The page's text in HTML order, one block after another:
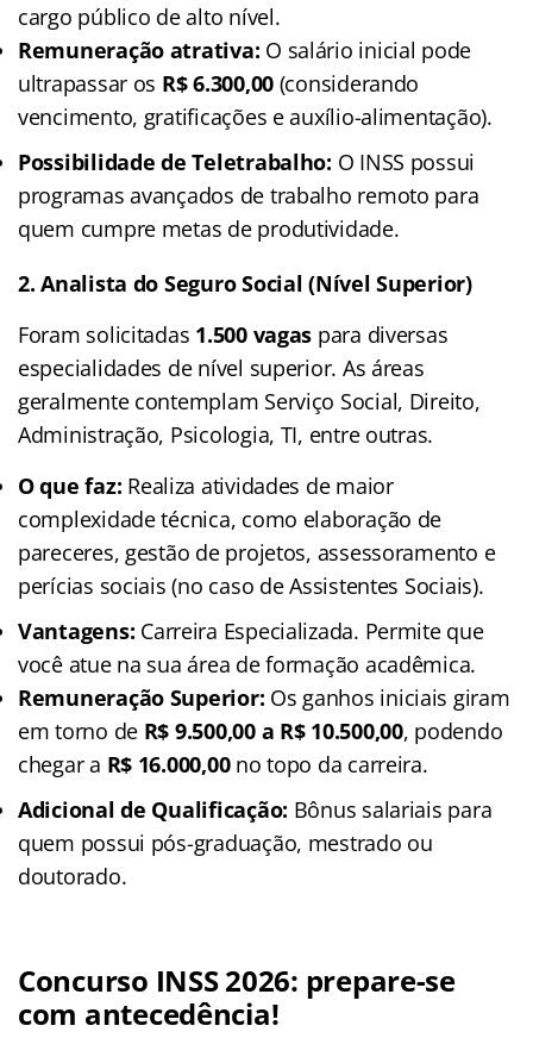
cargo público de alto nível.
Remuneração atrativa: O salário inicial pode
ultrapassar os R$ 6.300,00(considerando
vencimento, gratificações e auxílio-alimentação).
Possibilidade de Teletrabalho: O INSS possui
programas avançados de trabalho remoto para
quem cumpre metas de produtividade.
2. Analista do Seguro Social (Nível Superior)
Foram solicitadas 1.500 vagas para diversas
especialidades de nível superior. As áreas
geralmente contemplam Serviço Social, Direito,
Administração, Psicologia, TI, entre outras.
O que faz: Realiza atividades de maior
complexidade técnica, como elaboração de
pareceres, gestão de projetos, assessoramento e
perícias sociais (no caso de Assistentes Sociais).
Vantagens: Carreira Especializada. Permite que
você atue na sua área de formação acadêmica.
Remuneração Superior: Os ganhos iniciais giram
em torno de R$ 9.500,00 a R$ 10.500,00, podendo
chegar a R$ 16.000,00no topo da carreira.
Adicional de Qualificação: Bônus salariais para
quem possui pós-graduação, mestrado ou
doutorado.
Concurso INSS 2026: prepare-se
com antecedência!